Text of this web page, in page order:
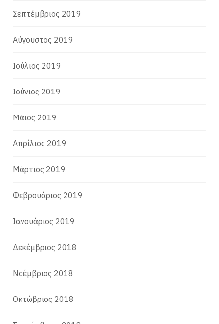
Σεπτέμβριος 2019
Αύγουστος 2019
Ιούλιος 2019
Ιούνιος 2019
Μάιος 2019
Απρίλιος 2019
Μάρτιος 2019
Φεβρουάριος 2019
Ιανουάριος 2019
Δεκέμβριος 2018
Νοέμβριος 2018
Οκτώβριος 2018